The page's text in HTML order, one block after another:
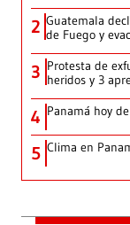
2 Guatemala
de Fuego y
3 Protesta de
heridos y 3
4 Panamá hoy
5 Clima en